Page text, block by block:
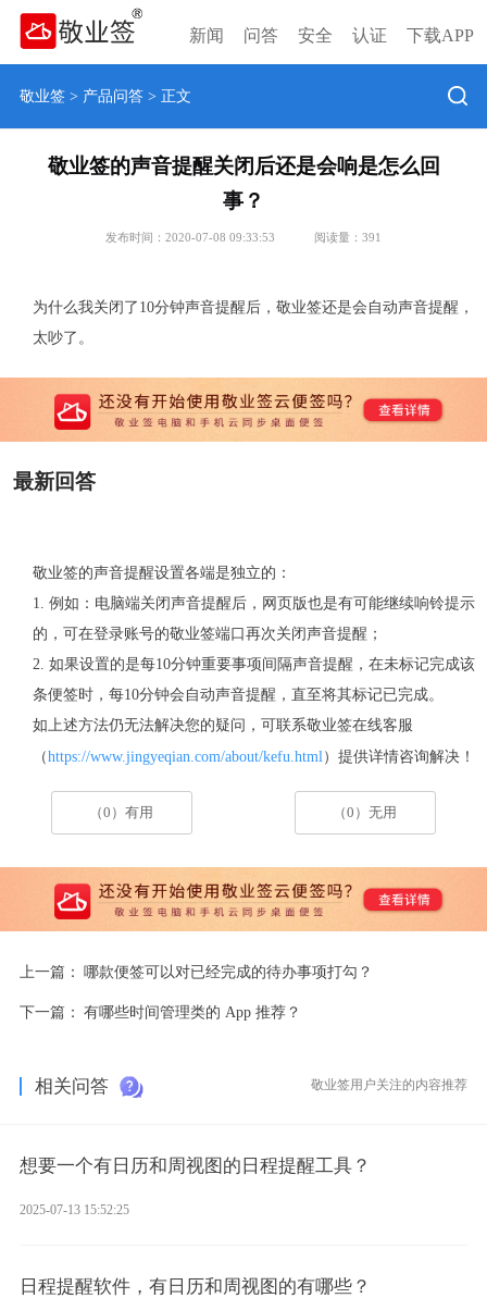
新闻 问答 安全 认证 下载APP
敬业签> 产品问答> 正文
敬业签的声音提醒关闭后还是会响是怎么回
事？
发布时间：2020-07-08 09:33:53 阅读量： 391
为什么我关闭了10分钟声音提醒后，敬业签还是会自动声音提醒，
太吵了。
最新回答
敬业签的声音提醒设置各端是独立的：
1. 例如：电脑端关闭声音提醒后，网页版也是有可能继续响铃提示
的，可在登录账号的敬业签端口再次关闭声音提醒；
2. 如果设置的是每10分钟重要事项间隔声音提醒，在未标记完成该
条便签时，每10分钟会自动声音提醒，直至将其标记已完成。
如上述方法仍无法解决您的疑问， 可联系敬业签在线客服
（https://www.jingyeqian.com/about/kefu.html ）提供详情咨询解决！
（0）有用 （0）无用
上一篇： 哪款便签可以对已经完成的待办事项打勾？
下一篇： 有哪些时间管理类的 App 推荐？
相关问答 敬业签用户关注的内容推荐
想要一个有日历和周视图的日程提醒工具？
2025-07-13 15:52:25
日程提醒软件，有日历和周视图的有哪些？